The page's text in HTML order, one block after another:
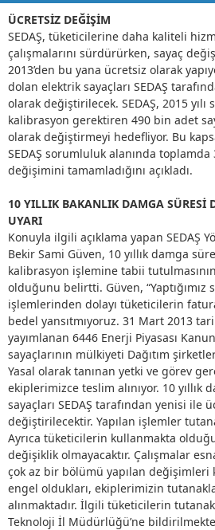
ÜCRETSİZ DEĞİŞİM
SEDAŞ, tüketicilerine daha kaliteli
çalışmalarını sürdürürken, sayaç
2013’den bu yana ücretsiz olarak
dolan elektrik sayaçları SEDAŞ
olarak değiştirilecek. SEDAŞ, 2015
kalibrasyon gerektiren 490 bin adet
olarak değiştirmeyi hedefliyor. Bu
SEDAŞ sorumluluk alanında toplamda
değişimini tamamladığını açıkladı.
10 YILLIK BAKANLIK DAMGA SÜRESİ
UYARI
Konuyla ilgili açıklama yapan SEDAŞ
Bekir Sami Güven, 10 yıllık damga
kalibrasyon işlemine tabii
olduğunu belirtti. Güven, “Yaptığımız
işlemlerinden dolayı tüketicilerin
bedel yansıtmıyoruz. 31 Mart 2013
yayımlanan 6446 Enerji Piyasası
sayaçlarının mülkiyeti Dağıtım
Yasal olarak tanınan yetki ve görev
ekiplerimizce teslim alınıyor. 10
sayaçları SEDAŞ tarafından yenisi ile
değiştirilecektir. Yapılan işlemler
Ayrıca tüketicilerin kullanmakta
değişiklik olmayacaktır. Çalışmalar
çok az bir bölümü yapılan
engel oldukları, ekiplerimizin
alınmaktadır. İlgili tüketicilerin
Teknoloji İl Müdürlüğü’ne